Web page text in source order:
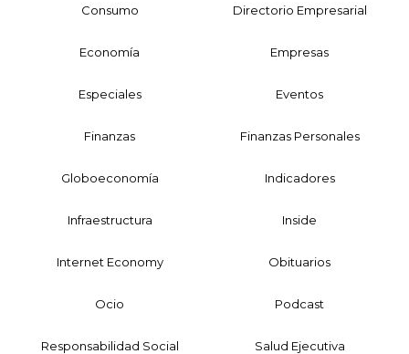
Consumo Directorio Empresarial
Economía Empresas
Especiales Eventos
Finanzas Finanzas Personales
Globoeconomía Indicadores
Infraestructura Inside
Internet Economy Obituarios
Ocio Podcast
Responsabilidad Social Salud Ejecutiva